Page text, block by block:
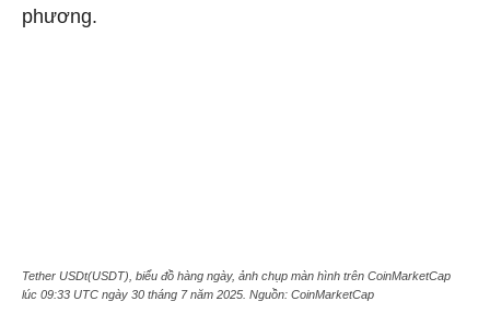
phương.
Tether USDt(USDT), biểu đồ hàng ngày, ảnh chụp màn hình trên CoinMarketCap
lúc 09:33 UTC ngày 30 tháng 7 năm 2025. Nguồn: CoinMarketCap